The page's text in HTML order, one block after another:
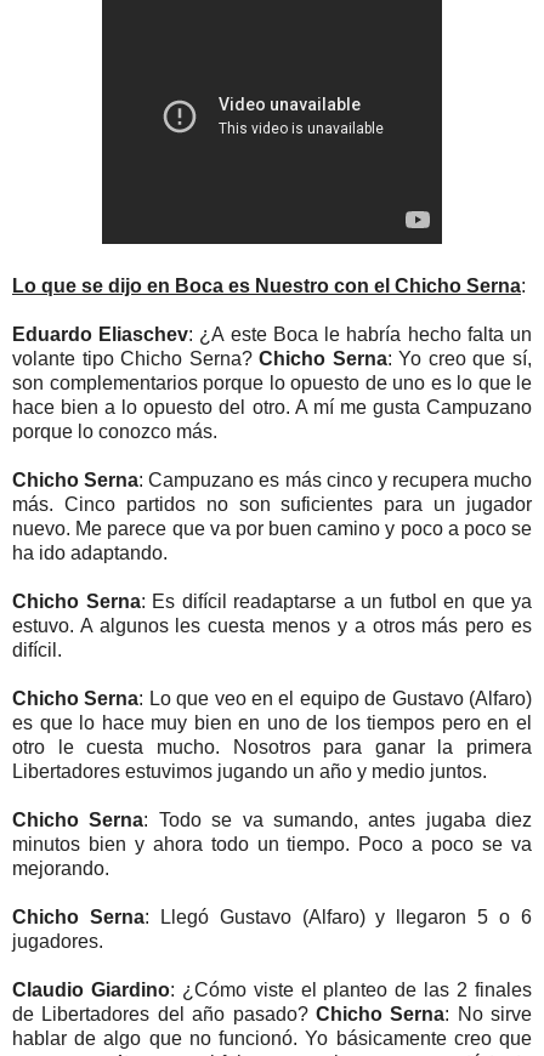
Lo que se dijo en Boca es Nuestro con el Chicho Serna:
Eduardo Eliaschev: ¿A este Boca le habría hecho falta un
volante tipo Chicho Serna?Chicho Serna: Yo creo que sí,
son complementarios porque lo opuesto de uno es lo que le
hace bien a lo opuesto del otro. A mí me gusta Campuzano
porque lo conozco más.
Chicho Serna: Campuzano es más cinco y recupera mucho
más. Cinco partidos no son suficientes para un jugador
nuevo. Me parece que va por buen camino y poco a poco se
ha ido adaptando.
Chicho Serna: Es difícil readaptarse a un futbol en que ya
estuvo. A algunos les cuesta menos y a otros más pero es
difícil.
Chicho Serna: Lo que veo en el equipo de Gustavo (Alfaro)
es que lo hace muy bien en uno de los tiempos pero en el
otro le cuesta mucho. Nosotros para ganar la primera
Libertadores estuvimos jugando un año y medio juntos.
Chicho Serna: Todo se va sumando, antes jugaba diez
minutos bien y ahora todo un tiempo. Poco a poco se va
mejorando.
Chicho Serna: Llegó Gustavo (Alfaro) y llegaron 5 o 6
jugadores.
Claudio Giardino: ¿Cómo viste el planteo de las 2 finales
de Libertadores del año pasado? Chicho Serna: No sirve
hablar de algo que no funcionó. Yo básicamente creo que